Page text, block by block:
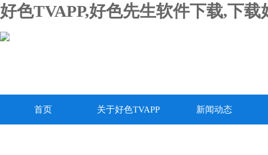
好色TVAPP,好色先生软件下载,下
首页 关于好色TVAPP 新闻动态